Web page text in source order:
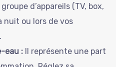
d’appareils (TV, box,
nuit ou lors de vos
eau : Il représente une part